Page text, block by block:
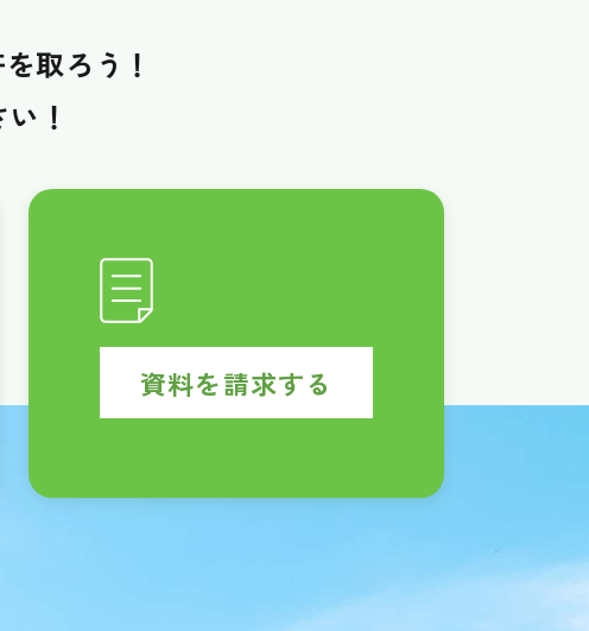
を取ろう！
！
資料を請求する